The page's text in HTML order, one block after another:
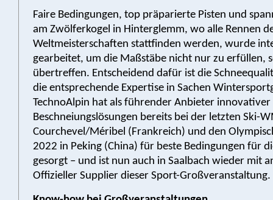
Faire Bedingungen, top präparierte Pisten und
am Zwölferkogel in Hinterglemm, wo alle Rennen
Weltmeisterschaften stattfinden werden, wurde
gearbeitet, um die Maßstäbe nicht nur zu erfüllen,
übertreffen. Entscheidend dafür ist die
die entsprechende Expertise in Sachen
TechnoAlpin hat als führender Anbieter innovativer
Beschneiungslösungen bereits bei der letzten Ski-
Courchevel/Méribel (Frankreich) und den
2022 in Peking (China) für beste Bedingungen für
gesorgt – und ist nun auch in Saalbach wieder mit
Offizieller Supplier dieser Sport-Großveranstaltung.